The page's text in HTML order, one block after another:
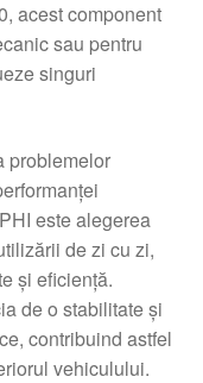
acest component
sau pentru
singuri
problemelor
este alegerea
de zi cu zi,
și eficiență.
de o stabilitate și
contribuind astfel
vehiculului.